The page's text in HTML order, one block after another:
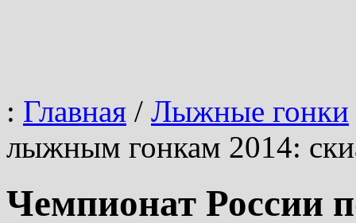
: Главная / Лыжные гонки
лыжным гонкам 2014:
Чемпионат России